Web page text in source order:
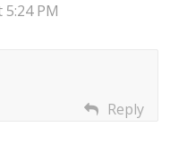
PM
Reply